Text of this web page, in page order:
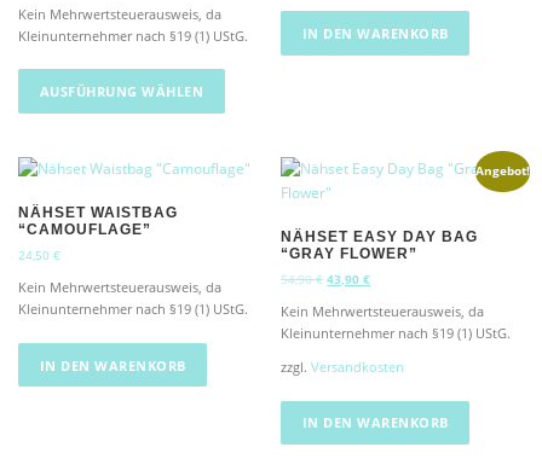
s
p
n
i
h
e
r
e
s
w
a
t
u
l
P
e
i
s
t
3
5
,
Kein Mehrwertsteuerausweis, da
Kleinunternehmer nach §19 (1) UStG.
AUSFÜHRUNG WÄHLEN
D
e
e
u
IN DEN WARENKORB
NÄHSET WAISTBAG
“CAMOUFLAGE”
24,50 €
Kein Mehrwertsteuerausweis, da
Kleinunternehmer nach §19 (1) UStG.
IN DEN WARENKORB
Angebot!
NÄHSET EASY DAY BAG
“GRAY FLOWER”
54,90€U
s
p
n
g
l
43,90€A
t
u
l
e
r
Kein Mehrwertsteuerausweis, da
Kleinunternehmer nach §19 (1) UStG.
zzgl.Versandkosten
IN DEN WARENKORB